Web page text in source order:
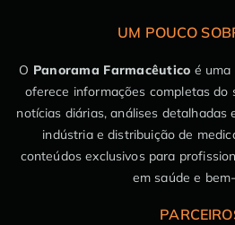
UM POUCO
O Panorama Farmacêutico é uma
oferece informações completas do
notícias diárias, análises detalhadas
indústria e distribuição de
conteúdos exclusivos para
em saúde e